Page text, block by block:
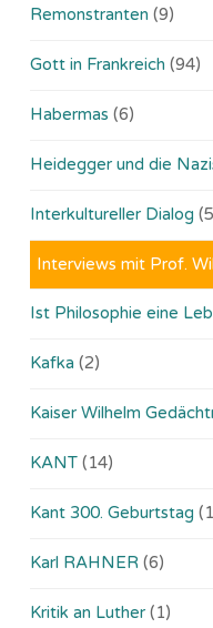
Remonstranten (9)
Gott in Frankreich (94)
Habermas (6)
Heidegger und die
Interkultureller Dialog
Interviews mit Prof.
Ist Philosophie eine
Kafka (2)
Kaiser Wilhelm
KANT (14)
Kant 300. Geburtstag
Karl RAHNER (6)
Kritik an Luther (1)